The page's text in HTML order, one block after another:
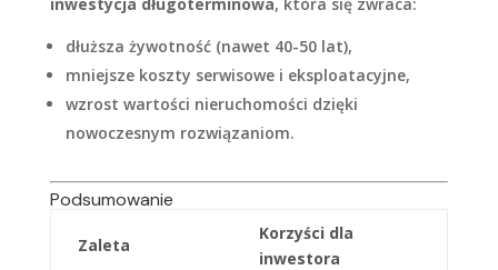
dłuższa żywotność (nawet 40-50 lat),
mniejsze koszty serwisowe i eksploatacyjne,
wzrost wartości nieruchomości dzięki
nowoczesnym rozwiązaniom.
Podsumowanie
Zaleta
Korzyści dla
inwestora